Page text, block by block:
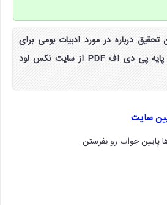
درباره در مورد ادبیات بومی برای
کتاب فارسی دانلود کلاس پایه پی دی اف PDF از سایت نکس لود
سایت
پایین جواب رو بفرستن.